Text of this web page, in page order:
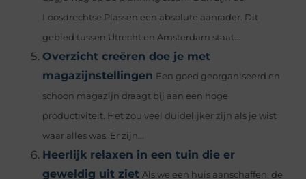
Loosdrechtse Plassen een absolute aanrader. Dit
gebied tussen Utrecht en Amsterdam staat...
Overzicht creëren doe je met
magazijnstellingen Een goed georganiseerd en
schoon magazijn draagt ​​bij aan een hoge
productiviteit. Het zou veel duidelijker zijn als je wist
waar alles was. Er zijn...
Heerlijk relaxen in een tuin die er
geweldig uit ziet Als we een huis aanschaffen, de